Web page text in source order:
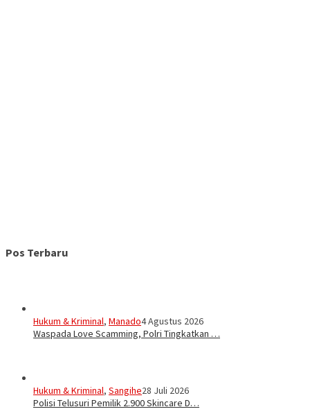
Pos Terbaru
Hukum & Kriminal, Manado4 Agustus 2026
Waspada Love Scamming, Polri Tingkatkan …
Hukum & Kriminal, Sangihe28 Juli 2026
Polisi Telusuri Pemilik 2.900 Skincare D…